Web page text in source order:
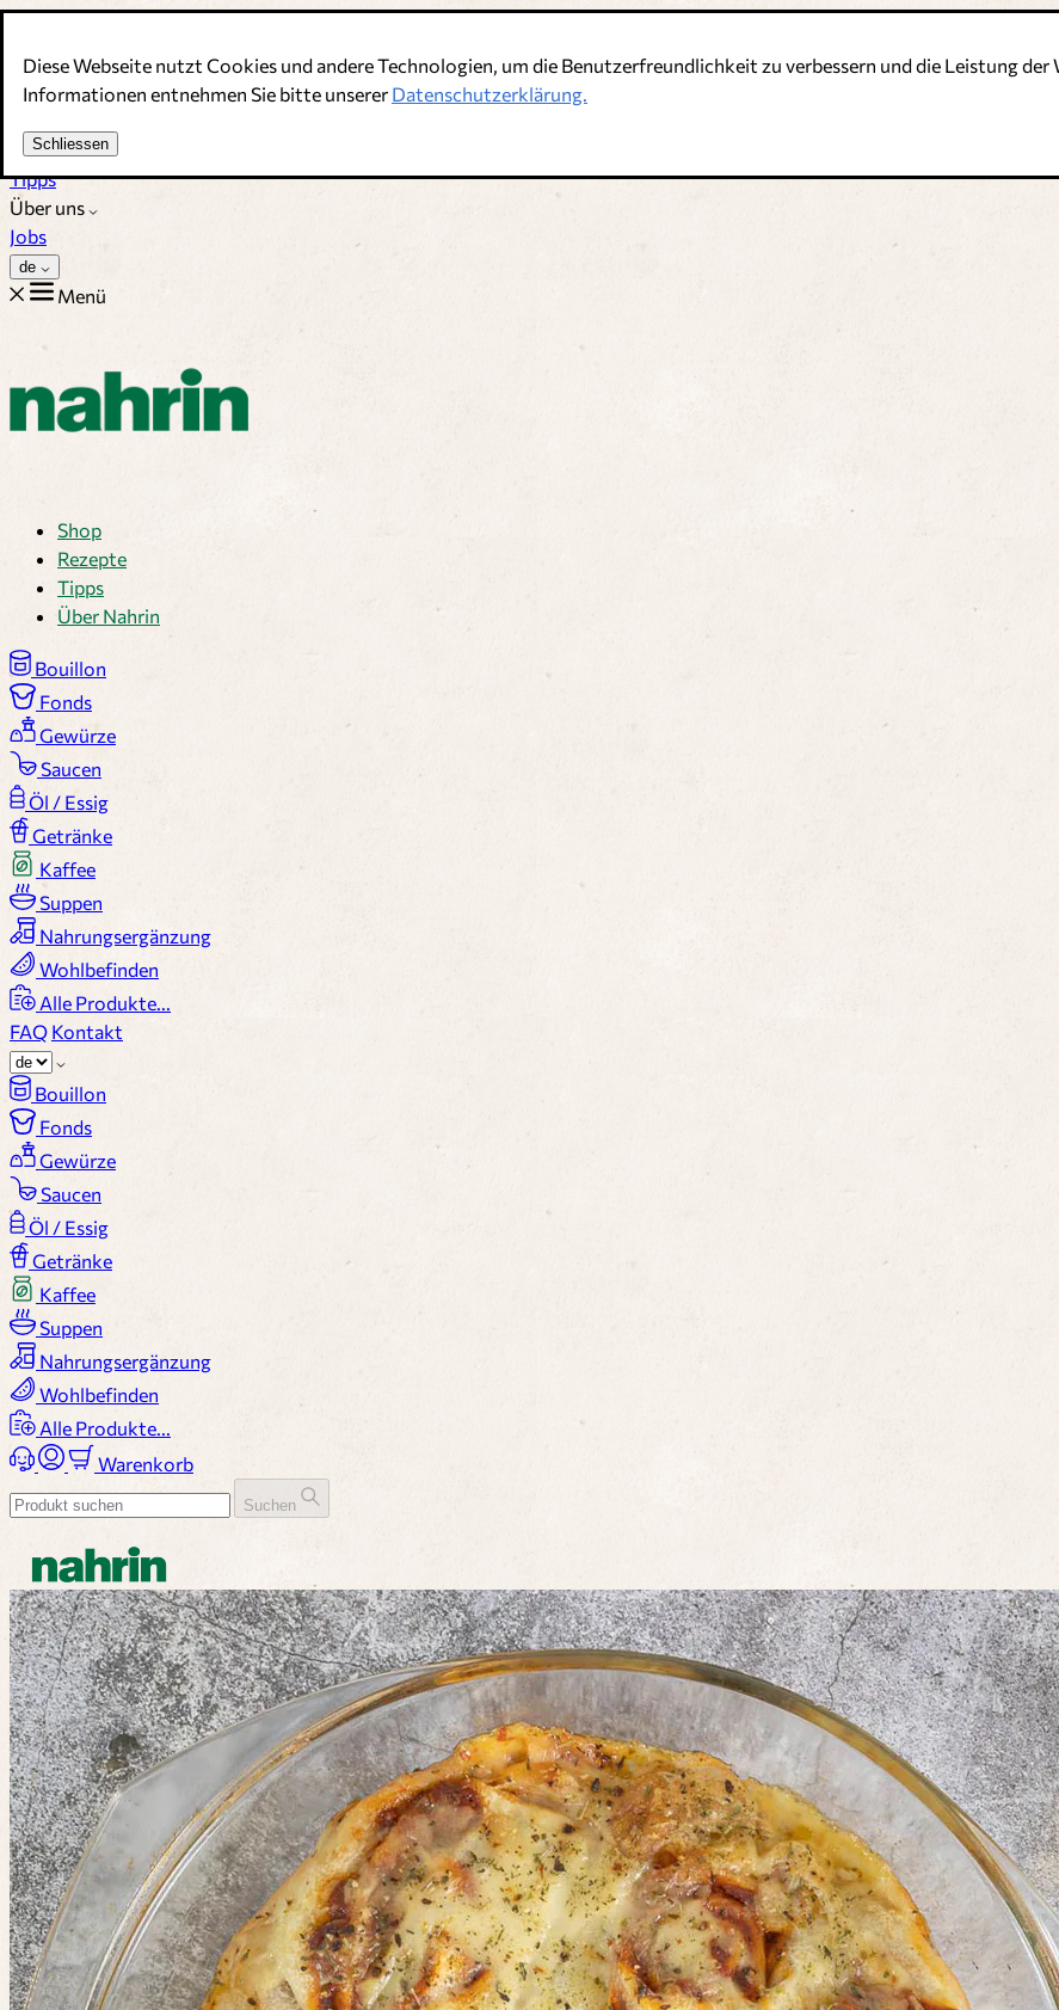
Diese Webseite nutzt Cookies und andere Technologien, um die Benutzerfreundlichkeit zu verbessern und die Leistung der
Informationen entnehmen Sie bitte unserer Datenschutzerklärung.
Schliessen
Bouillons, Gewürze & Nahrungsergänzung. Schweizer Qualität
Rezepte
Tipps
Über uns
Jobs
de
Menü
Shop
Rezepte
Tipps
Über Nahrin
Bouillon
Fonds
Gewürze
Saucen
Öl / Essig
Getränke
Kaffee
Suppen
Nahrungsergänzung
Wohlbefinden
Alle Produkte...
FAQ Kontakt
Bouillon
Fonds
Gewürze
Saucen
Öl / Essig
Getränke
Kaffee
Suppen
Nahrungsergänzung
Wohlbefinden
Alle Produkte...
Warenkorb
Suchen